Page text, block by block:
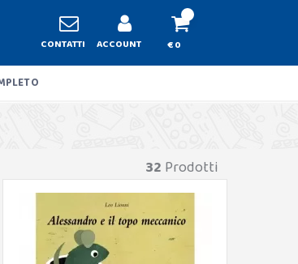
CONTATTI ACCOUNT € 0
32 Prodotti